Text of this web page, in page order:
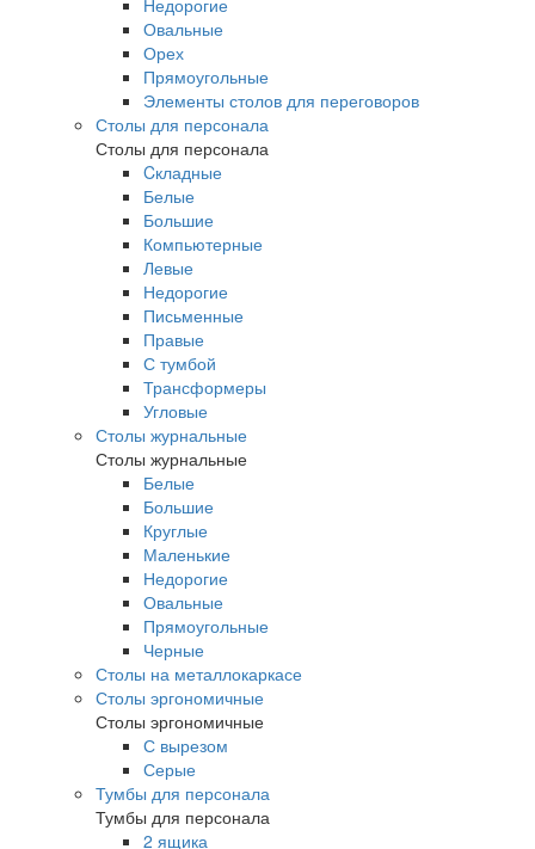
Недорогие
Овальные
Орех
Прямоугольные
Элементы столов для переговоров
Столы для персонала
Столы для персонала
Cкладные
Белые
Большие
Компьютерные
Левые
Недорогие
Письменные
Правые
С тумбой
Трансформеры
Угловые
Столы журнальные
Столы журнальные
Белые
Большие
Круглые
Маленькие
Недорогие
Овальные
Прямоугольные
Черные
Столы на металлокаркасе
Столы эргономичные
Столы эргономичные
С вырезом
Серые
Тумбы для персонала
Тумбы для персонала
2 ящика